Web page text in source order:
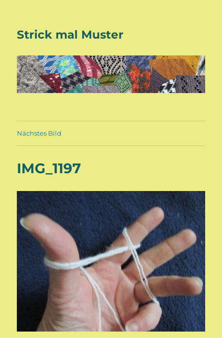
Strick mal Muster
Nächstes Bild
IMG_1197